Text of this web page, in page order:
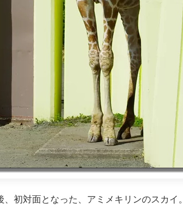
初対面となった、アミメキリンのスカイ。